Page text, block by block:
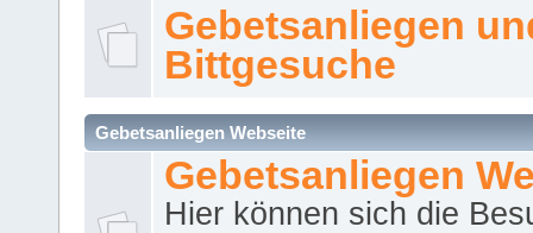
Gebetsanliegen
Bittgesuche
Gebetsanliegen Webseite
Gebetsanliegen
Hier können sich die